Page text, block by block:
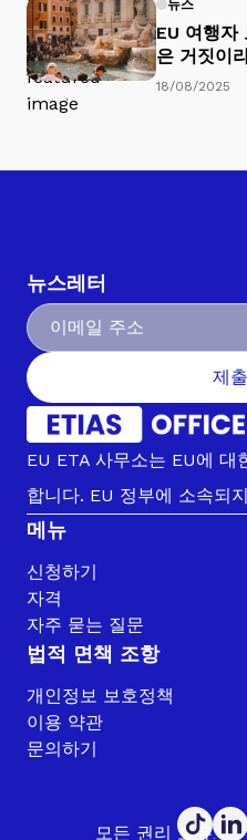
뉴스
EU 여행자
은 거짓이
18/08/2025
뉴스레터
제
EU ETA 사무소는 EU에 대
합니다. EU 정부에 소속되
메뉴
신청하기
자격
자주 묻는 질문
법적 면책 조항
개인정보 보호정책
이용 약관
문의하기
모든 권리 보유.